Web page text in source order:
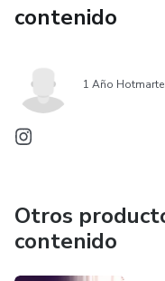
contenido
1 Año
Otros
contenido